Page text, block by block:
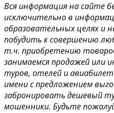
Вся информация на сайте
исключительно в
образовательных целях и
побудить к совершению
т.ч. приобретению
занимаемся продажей или
туров, отелей и
имени с предложением
забронировать дешевый
мошенники. Будьте